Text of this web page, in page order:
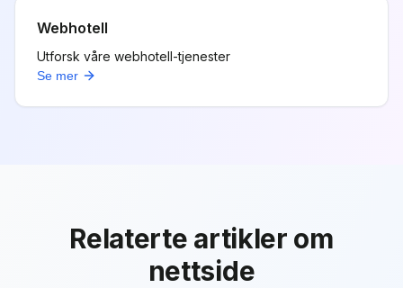
Webhotell
Utforsk våre webhotell-tjenester
Se mer
Relaterte artikler om
nettside